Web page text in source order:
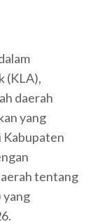
(KLA),
daerah
yang
Kabupaten
tentang
yang